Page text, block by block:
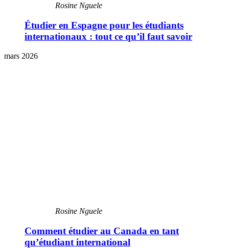
Rosine Nguele
Étudier en Espagne pour les étudiants
internationaux : tout ce qu’il faut savoir
mars 2026
Rosine Nguele
Comment étudier au Canada en tant
qu’étudiant international